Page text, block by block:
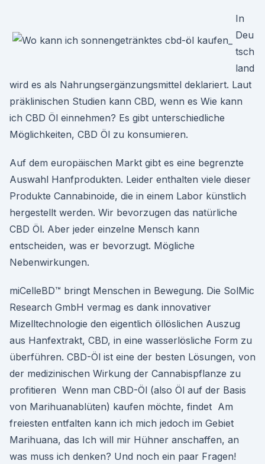
In
Deu
tsch
land
wird es als Nahrungsergänzungsmittel deklariert. Laut
präklinischen Studien kann CBD, wenn es Wie kann
ich CBD Öl einnehmen? Es gibt unterschiedliche
Möglichkeiten, CBD Öl zu konsumieren.
Auf dem europäischen Markt gibt es eine begrenzte
Auswahl Hanfprodukten. Leider enthalten viele dieser
Produkte Cannabinoide, die in einem Labor künstlich
hergestellt werden. Wir bevorzugen das natürliche
CBD Öl. Aber jeder einzelne Mensch kann
entscheiden, was er bevorzugt. Mögliche
Nebenwirkungen.
miCelleBD™ bringt Menschen in Bewegung. Die SolMic
Research GmbH vermag es dank innovativer
Mizelltechnologie den eigentlich öllöslichen Auszug
aus Hanfextrakt, CBD, in eine wasserlösliche Form zu
überführen. CBD-Öl ist eine der besten Lösungen, von
der medizinischen Wirkung der Cannabispflanze zu
profitieren Wenn man CBD-Öl (also Öl auf der Basis
von Marihuanablüten) kaufen möchte, findet Am
freiesten entfalten kann ich mich jedoch im Gebiet
Marihuana, das Ich will mir Hühner anschaffen, an
was muss ich denken? Und noch ein paar Fragen!